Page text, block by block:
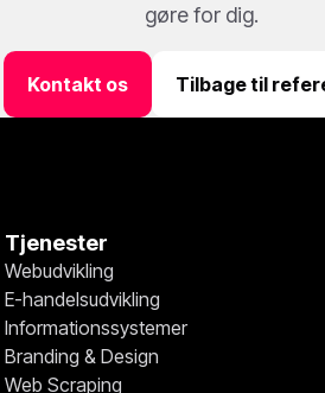
gøre for dig.
Kontakt os Tilbage til
Tjenester
Webudvikling
E-handelsudvikling
Informationssystemer
Branding & Design
Web Scraping